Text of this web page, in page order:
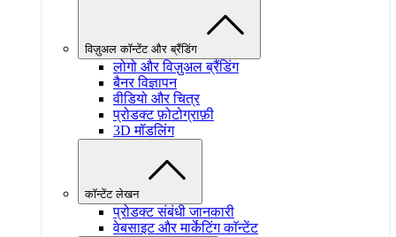
विज़ुअल काॅन्टेंट और ब्रैंडिंग
लोगो और विज़ुअल ब्रैंडिंग
बैनर विज्ञापन
वीडियो और चित्र
प्रोडक्ट फ़ोटोग्राफ़ी
3D मॉडलिंग
काॅन्टेंट लेखन
प्रोडक्ट संबंधी जानकारी
वेबसाइट और मार्केटिंग काॅन्टेंट